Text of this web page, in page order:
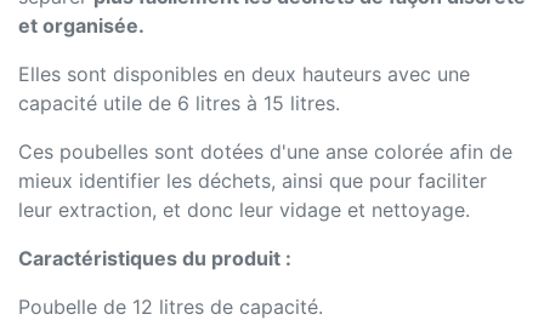
et organisée.
Elles sont disponibles en deux hauteurs avec une
capacité utile de 6 litres à 15 litres.
Ces poubelles sont dotées d'une anse colorée afin de
mieux identifier les déchets, ainsi que pour faciliter
leur extraction, et donc leur vidage et nettoyage.
Caractéristiques du produit :
Poubelle de 12 litres de capacité.